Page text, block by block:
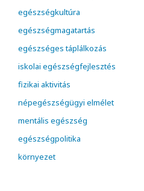
egészségkultúra
egészségmagatartás
egészséges táplálkozás
iskolai egészségfejlesztés
fizikai aktivitás
népegészségügyi elmélet
mentális egészség
egészségpolitika
környezet